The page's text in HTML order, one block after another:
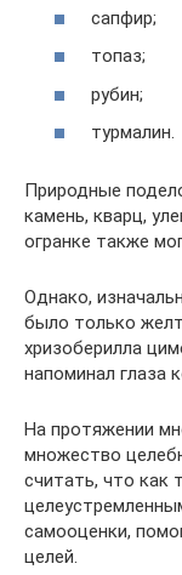
сапфир;
топаз;
рубин;
турмалин.
Природные
камень, кварц,
огранке также
Однако,
было только
хризоберилла
напоминал глаза
На протяжении
множество
считать, что как
самооценки,
целей.